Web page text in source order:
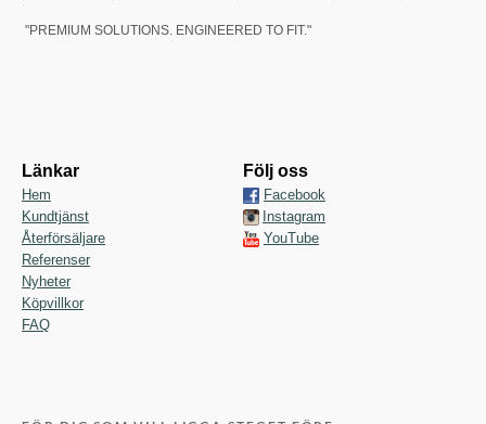
"PREMIUM SOLUTIONS. ENGINEERED TO FIT."
Länkar
Hem
Kundtjänst
Återförsäljare
Referenser
Nyheter
Köpvillkor
FAQ
Följ oss
Facebook
Instagram
YouTube